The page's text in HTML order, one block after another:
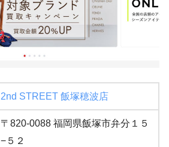
2nd STREET 飯塚穂波店
〒820-0088 福岡県飯塚市弁分１５
−５２